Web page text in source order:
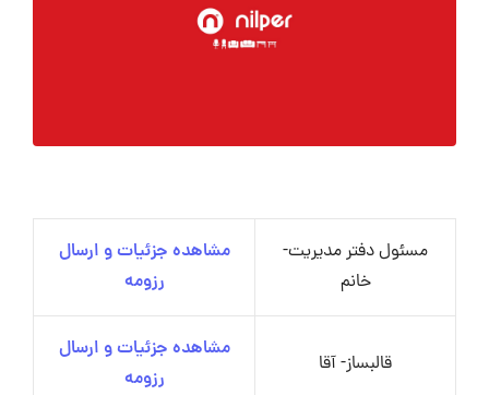
مسئول دفتر مدیریت-
خانم
مشاهده جزئیات و ارسال
رزومه
قالبساز- آقا
مشاهده جزئیات و ارسال
رزومه